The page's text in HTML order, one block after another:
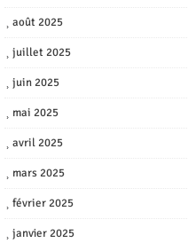
août 2025
juillet 2025
juin 2025
mai 2025
avril 2025
mars 2025
février 2025
janvier 2025